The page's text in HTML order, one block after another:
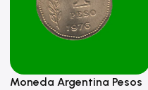
Moneda Argentina Pesos